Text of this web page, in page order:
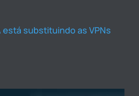
está substituindo as VPNs